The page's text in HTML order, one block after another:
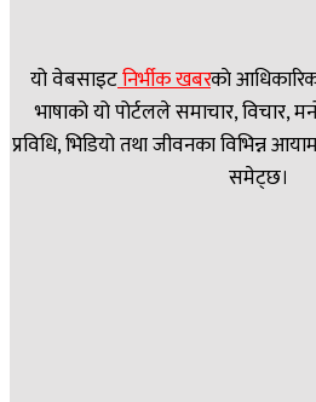
यो वेबसाइटनिर्भीक खबरकाे
भाषाको यो पोर्टलले समाचार, विचार,
प्रविधि, भिडियो तथा जीवनका विभिन्न
समेट्छ।